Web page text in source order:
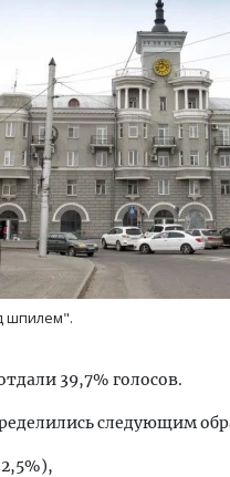
шпилем".
39,7% голосов.
следующим
увеличить
на независимые